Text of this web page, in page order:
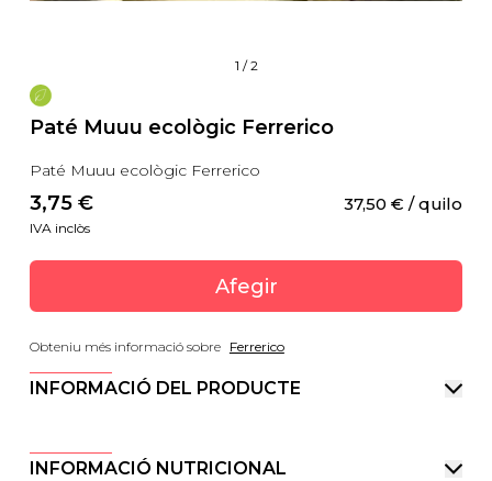
1 /2
Paté Muuu ecològic Ferrerico
Paté Muuu ecològic Ferrerico
3,75 € 37,50 € / quilo
IVA inclòs
Afegir
Obteniu més informació sobre Ferrerico
INFORMACIÓ DEL PRODUCTE
INFORMACIÓ NUTRICIONAL